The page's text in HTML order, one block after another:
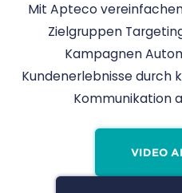
Mit Apteco
Zielgruppen
Kampagnen
Kundenerlebnisse durch
Kommunikation
VIDEO